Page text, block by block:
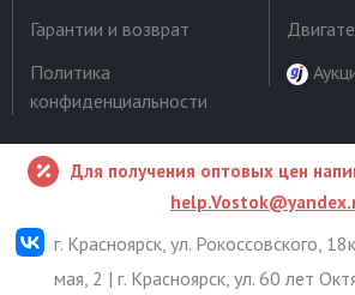
Гарантии и возврат
Политика
конфиденциальности
Для получения оптовых цен
г. Красноярск, ул. Рокоссовского,
мая, 2 | г. Красноярск, ул. 60 лет